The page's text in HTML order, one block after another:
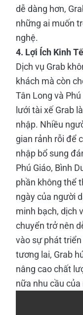
dễ dàng hơn,
những ai muốn
nghệ.
4. Lợi Ích Kinh
Dịch vụ Grab
khách mà còn
Tân Long và
lưới tài xế Grab
nhập. Nhiều
gian rảnh rỗi để
nhập bổ sung
Phú Giáo, Bình
phần không thể
ngày của người
minh bạch, dịch
chuyển trở nên
vào sự phát
tương lai, Grab
nâng cao chất
nữa nhu cầu